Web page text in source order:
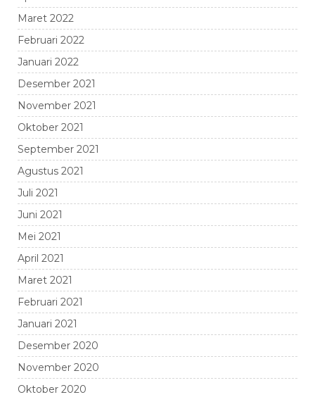
Maret 2022
Februari 2022
Januari 2022
Desember 2021
November 2021
Oktober 2021
September 2021
Agustus 2021
Juli 2021
Juni 2021
Mei 2021
April 2021
Maret 2021
Februari 2021
Januari 2021
Desember 2020
November 2020
Oktober 2020